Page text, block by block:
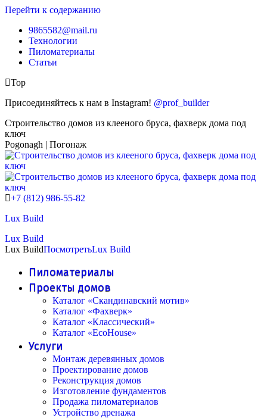
Перейти к содержанию
9865582@mail.ru
Технологии
Пиломатериалы
Статьи
Top
Присоединяйтесь к нам в Instagram! @prof_builder
Строительство домов из клееного бруса, фахверк дома под
ключ
Pogonagh | Погонаж
+7 (812) 986-55-82
Lux Build
Lux Build
Lux BuildПосмотретьLux Build
Пиломатериалы
Проекты домов
Каталог «Скандинавский мотив»
Каталог «Фахверк»
Каталог «Классический»
Каталог «EcoHouse»
Услуги
Монтаж деревянных домов
Проектирование домов
Реконструкция домов
Изготовление фундаментов
Продажа пиломатериалов
Устройство дренажа